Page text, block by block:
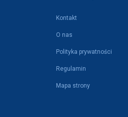
Kontakt
O nas
Polityka prywatności
Regulamin
Mapa strony